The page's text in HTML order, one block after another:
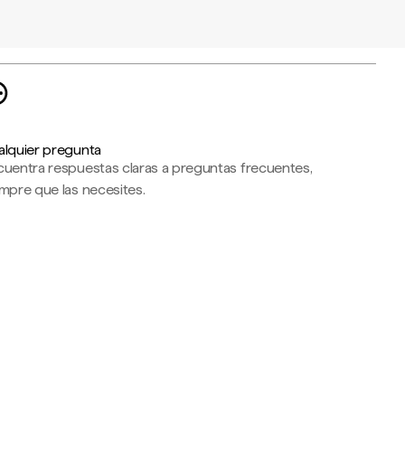
pregunta
respuestas claras a preguntas frecuentes,
que las necesites.